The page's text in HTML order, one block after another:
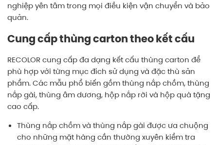
nghiệp yên tâm trong mọi điều kiện vận chuyển và bảo
quản.
Cung cấp thùng carton theo kết cấu
RECOLOR cung cấp đa dạng kết cấu thùng carton để
phù hợp với từng mục đích sử dụng và đặc thù sản
phẩm. Các mẫu phổ biến gồm thùng nắp chồm, thùng
nắp gài, thùng âm dương, hộp nắp rời và hộp quà tặng
cao cấp.
Thùng nắp chồm và thùng nắp gài được ưa chuộng
cho những mặt hàng cần thường xuyên kiểm tra